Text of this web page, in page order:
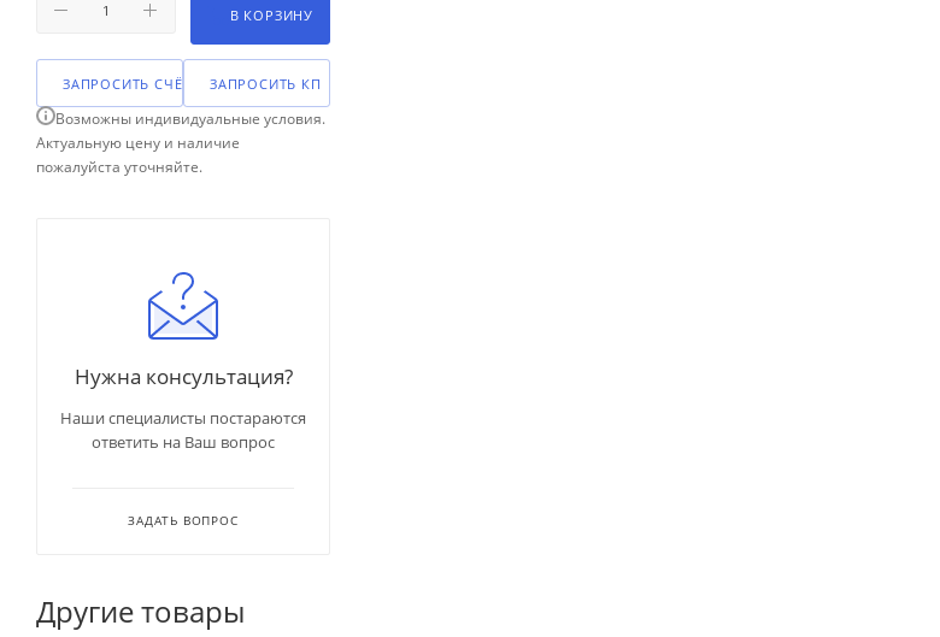
В КОРЗИНУ
ЗАПРОСИТЬ СЧЁТ ЗАПРОСИТЬ КП
Возможны индивидуальные условия.
Актуальную цену и наличие
пожалуйста уточняйте.
Нужна консультация?
Наши специалисты постараются
ответить на Ваш вопрос
ЗАДАТЬ ВОПРОС
Другие товары